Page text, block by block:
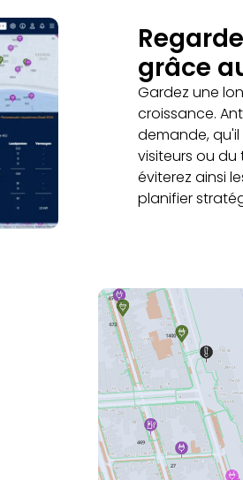
grâce
Gardez une
croissance.
demande, qu'il
visiteurs ou
éviterez ainsi
planifier